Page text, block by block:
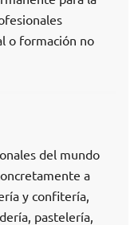
o formación no
del mundo
a
y confitería,
pastelería,